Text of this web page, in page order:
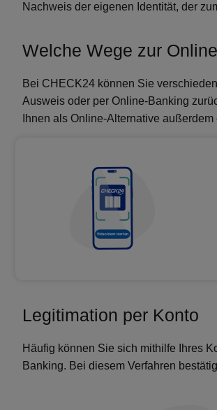
Nachweis der eigenen Identität, der
Welche Wege zur
Bei CHECK24 können Sie
Ausweis oder per Online-Banking
Ihnen als Online-Alternative
Legitimation per Konto
Häufig können Sie sich mithilfe Ihres
Banking. Bei diesem Verfahren